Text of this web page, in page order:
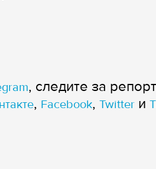
, следите за
, Facebook, Twitter и